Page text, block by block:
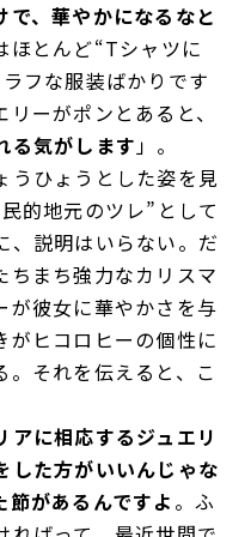
、華やかになるなと
ほとんど“Tシャツに
フな服装ばかりです
ーがポンとあると、
る気がします」。
うひょうとした姿を見
的地元のツレ”として
、説明はいらない。だ
ちまち強力なカリスマ
が彼女に華やかさを与
がヒコロヒーの個性に
それを伝えると、こ
に相応するジュエリ
した方がいいんじゃな
があるんですよ 。ふ